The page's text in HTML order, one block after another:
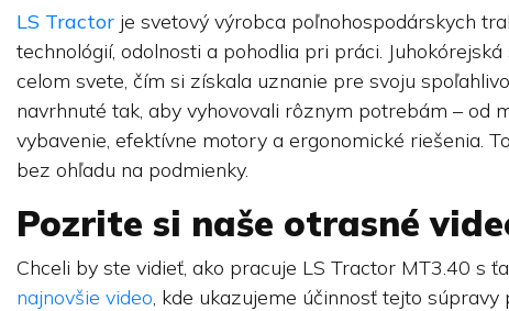
LS Tractor je svetový výrobca poľnohospodárskych
technológií, odolnosti a pohodlia pri práci.
celom svete, čím si získala uznanie pre svoju
navrhnuté tak, aby vyhovovali rôznym potrebám – od
vybavenie, efektívne motory a ergonomické riešenia.
bez ohľadu na podmienky.
Pozrite si naše otrasné
Chceli by ste vidieť, ako pracuje LS Tractor MT3.40 s
najnovšie video, kde ukazujeme účinnosť tejto